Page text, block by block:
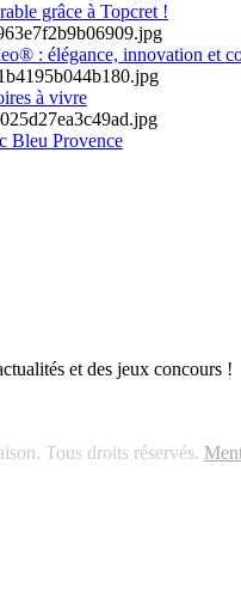
grâce à Topcret !
: élégance, innovation et
à vivre
Bleu Provence
et des jeux concours !
Tous droits réservés.